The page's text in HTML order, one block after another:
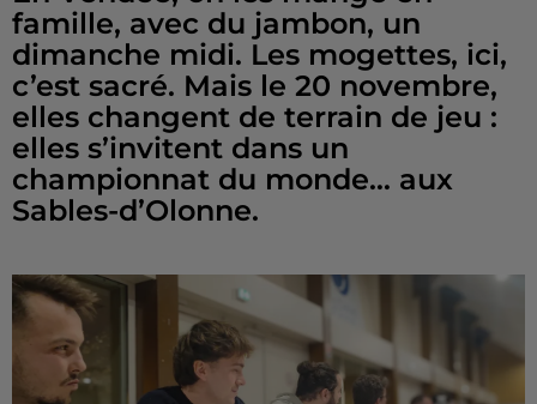
famille, avec du jambon, un
dimanche midi. Les mogettes, ici,
c’est sacré. Mais le 20 novembre,
elles changent de terrain de jeu :
elles s’invitent dans un
championnat du monde… aux
Sables-d’Olonne.